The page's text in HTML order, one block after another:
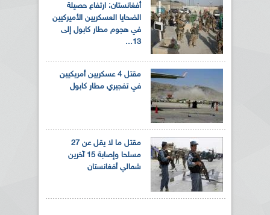
أفغانستان: ارتفاع حصيلة
الضحايا العسكريين الأميركيين
في هجوم مطار كابول إلى
13...
مقتل 4 عسكريين أمريكيين
في تفجيري مطار كابول
مقتل ما لا يقل عن 27
مسلحا وإصابة 15 آخرين
شمالي أفغانستان